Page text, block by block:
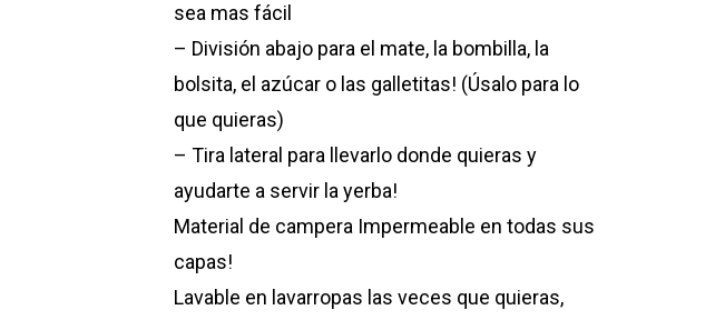
sea mas fácil
– División abajo para el mate, la bombilla, la
bolsita, el azúcar o las galletitas! (Úsalo para lo
que quieras)
– Tira lateral para llevarlo donde quieras y
ayudarte a servir la yerba!
Material de campera Impermeable en todas sus
capas!
Lavable en lavarropas las veces que quieras,